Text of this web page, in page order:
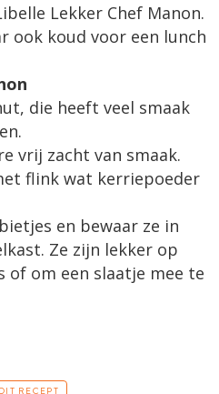
Lekker Chef Manon.
ook koud voor een lunch
die heeft veel smaak
vrij zacht van smaak.
flink wat kerriepoeder
en bewaar ze in
Ze zijn lekker op
of om een slaatje mee te
RECEPT